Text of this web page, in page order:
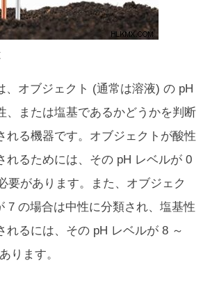
、オブジェクト (通常は溶液) の pH
、または塩基であるかどうかを判断
れる機器です。オブジェクトが酸性
れるためには、その pH レベルが 0
要があります。また、オブジェク
7 の場合は中性に分類され、塩基性
れるには、その pH レベルが 8 ～
ります。